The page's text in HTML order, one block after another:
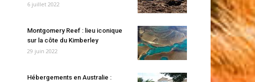
6 juillet 2022
Montgomery Reef : lieu iconique
sur la côte du Kimberley
29 juin 2022
Hébergements en Australie :